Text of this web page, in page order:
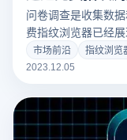
问卷调查是收集数
费指纹浏览器已经
纹浏览器进行问卷
市场前沿 指纹浏览
2023.12.05